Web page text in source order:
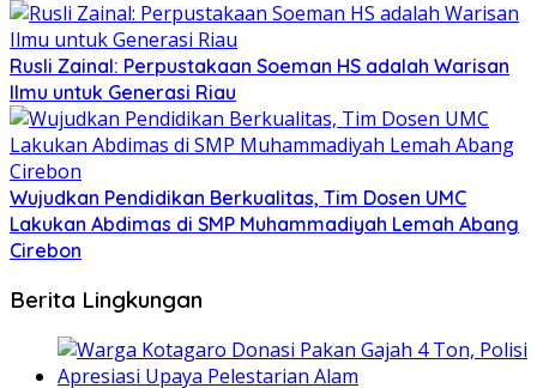
Rusli Zainal: Perpustakaan Soeman HS adalah Warisan
Ilmu untuk Generasi Riau
Wujudkan Pendidikan Berkualitas, Tim Dosen UMC
Lakukan Abdimas di SMP Muhammadiyah Lemah Abang
Cirebon
Berita Lingkungan